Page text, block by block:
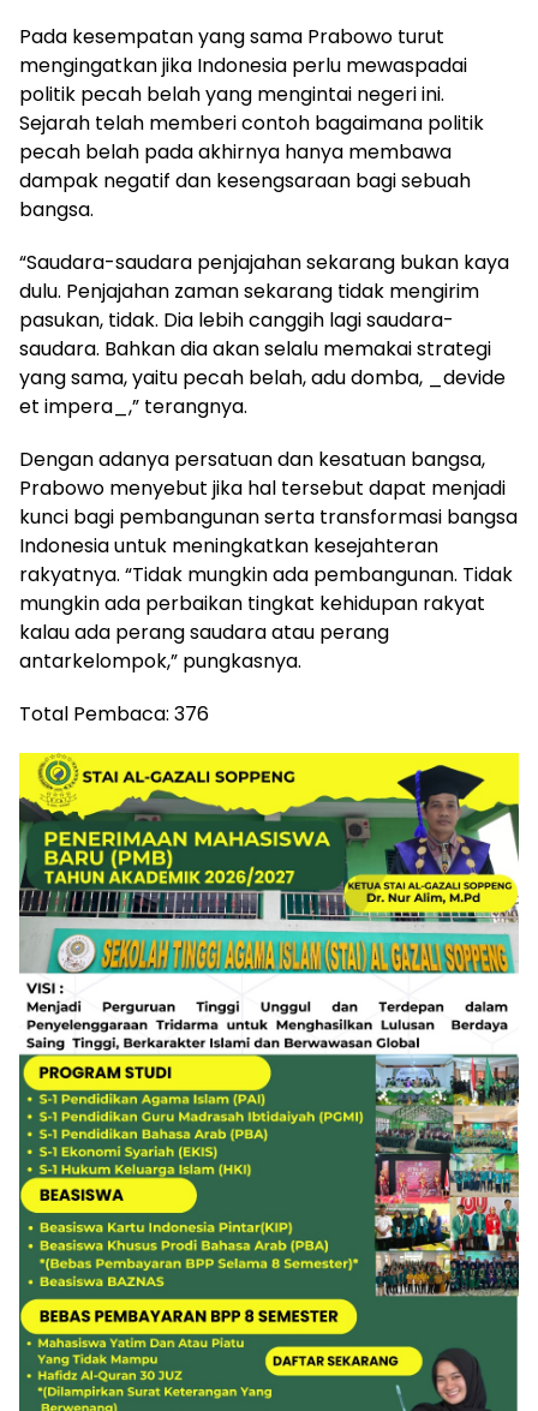
Pada kesempatan yang sama Prabowo turut
mengingatkan jika Indonesia perlu mewaspadai
politik pecah belah yang mengintai negeri ini.
Sejarah telah memberi contoh bagaimana politik
pecah belah pada akhirnya hanya membawa
dampak negatif dan kesengsaraan bagi sebuah
bangsa.
“Saudara-saudara penjajahan sekarang bukan kaya
dulu. Penjajahan zaman sekarang tidak mengirim
pasukan, tidak. Dia lebih canggih lagi saudara-
saudara. Bahkan dia akan selalu memakai strategi
yang sama, yaitu pecah belah, adu domba, _devide
et impera_,” terangnya.
Dengan adanya persatuan dan kesatuan bangsa,
Prabowo menyebut jika hal tersebut dapat menjadi
kunci bagi pembangunan serta transformasi bangsa
Indonesia untuk meningkatkan kesejahteran
rakyatnya. “Tidak mungkin ada pembangunan. Tidak
mungkin ada perbaikan tingkat kehidupan rakyat
kalau ada perang saudara atau perang
antarkelompok,” pungkasnya.
Total Pembaca: 376